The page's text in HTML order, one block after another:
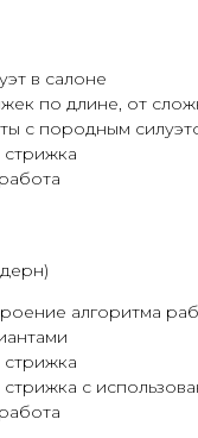
в салоне
по длине, от
с породным
стрижка
алгоритма
стрижка
стрижка с